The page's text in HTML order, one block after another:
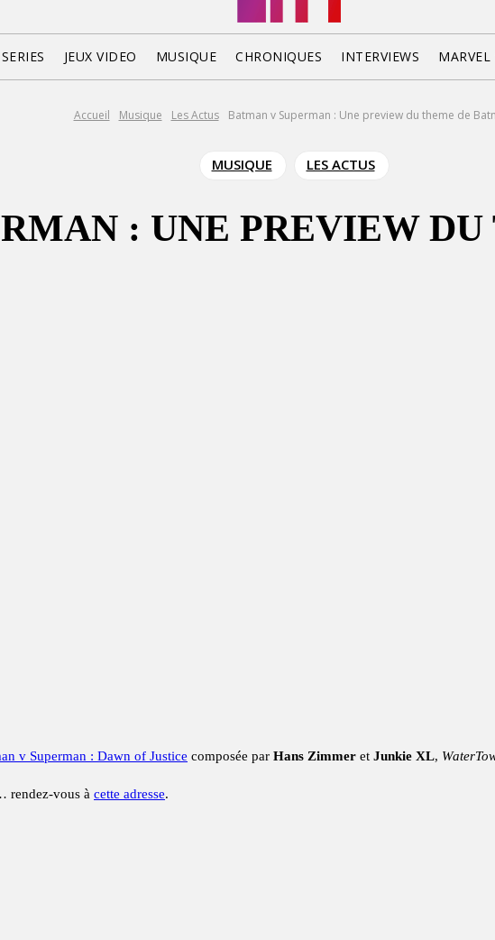
SERIES JEUX VIDEO MUSIQUE CHRONIQUES INTERVIEWS
Accueil Musique Les Actus Batman v Superman : Une preview du theme de
MUSIQUE LES ACTUS
: UNE PREVIEW
v Superman : Dawn of Justice composée par Hans Zimmer et Junkie XL,
rendez-vous à cette adresse.